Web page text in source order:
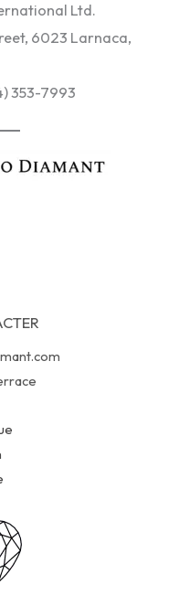
Ltd.
6023 Larnaca,
353-7993